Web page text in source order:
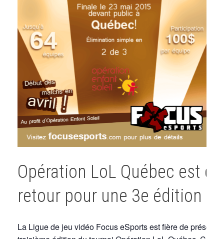
Opération LoL Québec est de
retour pour une 3e édition !
La Ligue de jeu vidéo Focus eSports est fière de